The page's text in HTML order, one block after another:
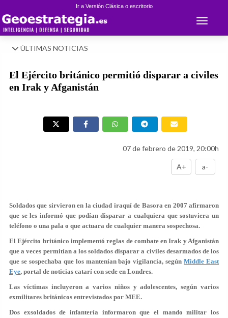
Ir a Versión Clásica o escritorio
Toggle
ÚLTIMAS NOTICIAS
El Ejército británico permitió disparar a civiles
en Irak y Afganistán
07 de febrero de 2019, 20:00h
A+ a-
Soldados que sirvieron en la ciudad iraquí de Basora en 2007 afirmaron
que se les informó que podían disparar a cualquiera que sostuviera un
teléfono o una pala o que actuara de cualquier manera sospechosa.
El Ejército británico implementó reglas de combate en Irak y Afganistán
que a veces permitían a los soldados disparar a civiles desarmados de los
que se sospechaba que los mantenían bajo vigilancia, segúnMiddle East
Eye, portal de noticias catarí con sede en Londres.
Las víctimas incluyeron a varios niños y adolescentes, según varios
exmilitares británicos entrevistados por MEE.
Dos exsoldados de infantería informaron que el mando militar los